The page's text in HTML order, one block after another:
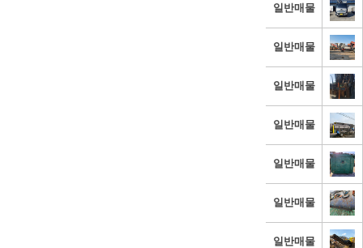
일반매물
일반매물
일반매물
일반매물
일반매물
일반매물
일반매물